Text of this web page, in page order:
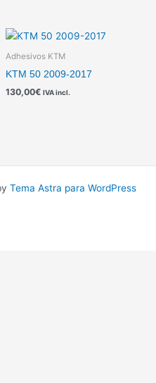
Adhesivos KTM
KTM 50 2009-2017
130,00€ IVA incl.
Tema Astra para WordPress